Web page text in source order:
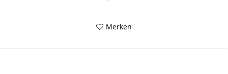
Merken